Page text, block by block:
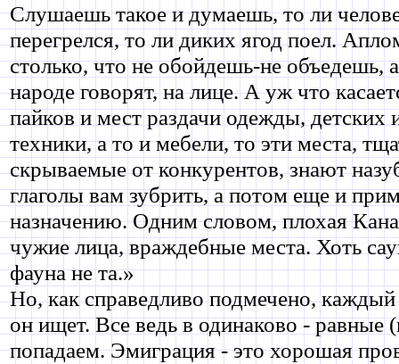
Слушаешь такое и думаешь, то ли
перегрелся, то ли диких ягод поел.
столько, что не обойдешь-не объедешь, а
народе говорят, на лице. А уж что
пайков и мест раздачи одежды,
техники, а то и мебели, то эти места,
скрываемые от конкурентов, знают
глаголы вам зубрить, а потом еще и
назначению. Одним словом, плохая
чужие лица, враждебные места. Хоть
фауна не та.»
Но, как справедливо подмечено, каждый
он ищет. Все ведь в одинаково - равные
попадаем. Эмиграция - это хорошая